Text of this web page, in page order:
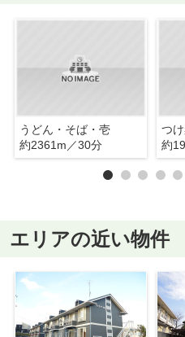
うどん・そば・壱
約2361m／30分
つ
約
エリアの近い物件